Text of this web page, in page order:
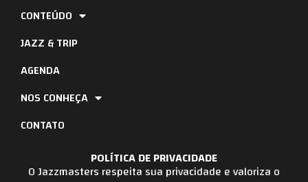
POLÍTICA DE PRIVACIDADE
O Jazzmasters respeita sua privacidade e valoriza o
CONTEÚDO
JAZZ & TRIP
AGENDA
NOS CONHEÇA
CONTATO